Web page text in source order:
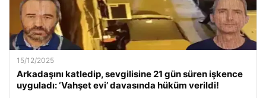
15/12/2025
Arkadaşını katledip, sevgilisine 21 gün süren işkence
uyguladı: ‘Vahşet evi’ davasında hüküm verildi!